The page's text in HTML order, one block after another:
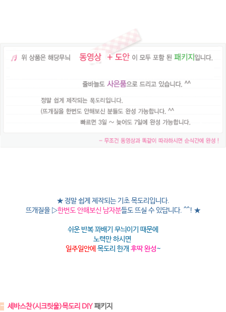
★정말 쉽게 제작되는 기초 목도리입니다.
뜨개질을 ▷한번도 안해보신 남자분들도 뜨실 수 있답니다. ^^! ★
쉬운 반복 꽈배기 무늬이기 때문에
노력만 하시면
일주일안에 목도리 한개 후딱 완성~
- 세바스찬(시크릿울)목도리 DIY패키지